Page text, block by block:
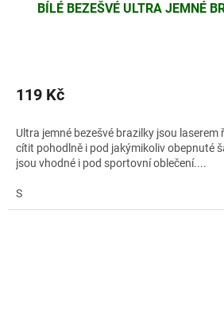
BÍLÉ BEZEŠVÉ ULTRA JEMNÉ
119 Kč
Ultra jemné bezešvé brazilky jsou laserem
cítit pohodlně i pod jakýmikoliv obepnuté
jsou vhodné i pod sportovní oblečení....
S